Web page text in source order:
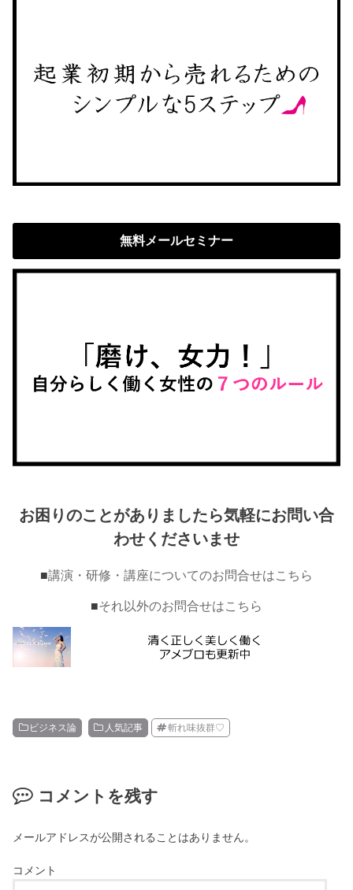
無料メールセミナー
お困りのことがありましたら気軽にお問い合
わせくださいませ
■講演・研修・講座についてのお問合せはこちら
■それ以外のお問合せはこちら
ビジネス論 人気記事 斬れ味抜群♡
コメントを残す
メールアドレスが公開されることはありません。
コメント